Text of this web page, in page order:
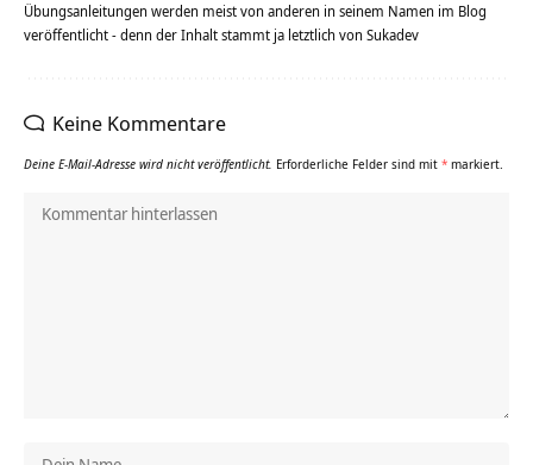
Übungsanleitungen werden meist von anderen in seinem Namen im Blog
veröffentlicht - denn der Inhalt stammt ja letztlich von Sukadev
Keine Kommentare
Deine E-Mail-Adresse wird nicht veröffentlicht. Erforderliche Felder sind mit * markiert.